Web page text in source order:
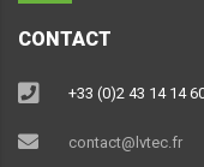
CONTACT
+33 (0)2 43 14 14
contact@lvtec.fr